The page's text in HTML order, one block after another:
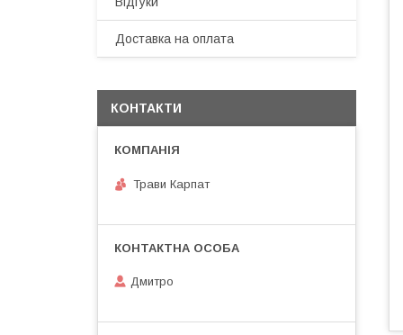
Доставка на оплата
КОНТАКТИ
Трави Карпат
Дмитро